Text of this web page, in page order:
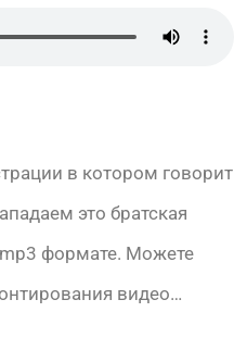
в котором говорит
это братская
формате. Можете
видео…